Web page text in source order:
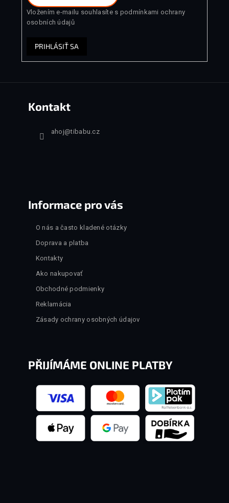
Vložením e-mailu souhlasíte s podmínkami ochrany
osobních údajů
PRIHLÁSIŤ SA
Kontakt
ahoj@tibabu.cz
Informace pro vás
O nás a často kladené otázky
Doprava a platba
Kontakty
Ako nakupovať
Obchodné podmienky
Reklamácia
Zásady ochrany osobných údajov
PŘIJÍMÁME ONLINE PLATBY